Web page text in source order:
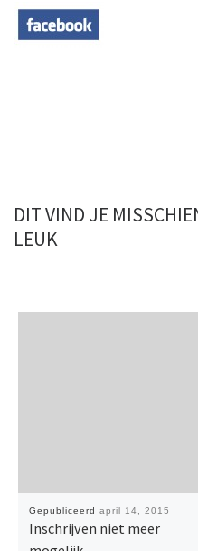
DIT VIND JE
LEUK
Gepubliceerd april 14, 2015
Inschrijven niet meer